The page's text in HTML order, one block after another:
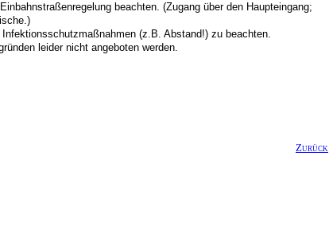
beachten. (Zugang über den Haupteingang;
(z.B. Abstand!) zu beachten.
leider nicht angeboten werden.
Zurück